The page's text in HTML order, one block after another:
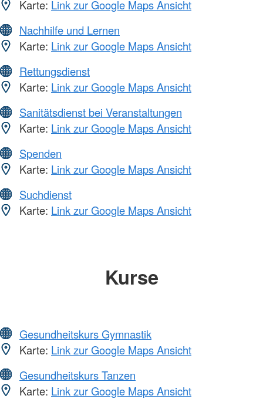
Karte: Link zur Google Maps Ansicht
Nachhilfe und Lernen
Karte: Link zur Google Maps Ansicht
Rettungsdienst
Karte: Link zur Google Maps Ansicht
Sanitätsdienst bei Veranstaltungen
Karte: Link zur Google Maps Ansicht
Spenden
Karte: Link zur Google Maps Ansicht
Suchdienst
Karte: Link zur Google Maps Ansicht
Kurse
Gesundheitskurs Gymnastik
Karte: Link zur Google Maps Ansicht
Gesundheitskurs Tanzen
Karte: Link zur Google Maps Ansicht